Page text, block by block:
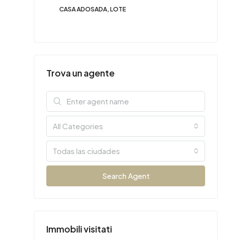
CASA ADOSADA, LOTE
Trova un agente
All Categories
Todas las ciudades
Search Agent
Immobili visitati